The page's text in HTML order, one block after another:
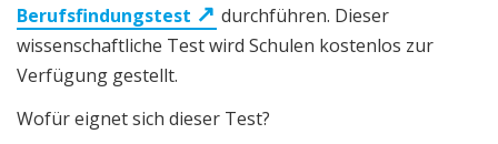
Berufsfindungstest
durchführen. Dieser
wissenschaftliche Test wird Schulen kostenlos zur
Verfügung gestellt.
Wofür eignet sich dieser Test?